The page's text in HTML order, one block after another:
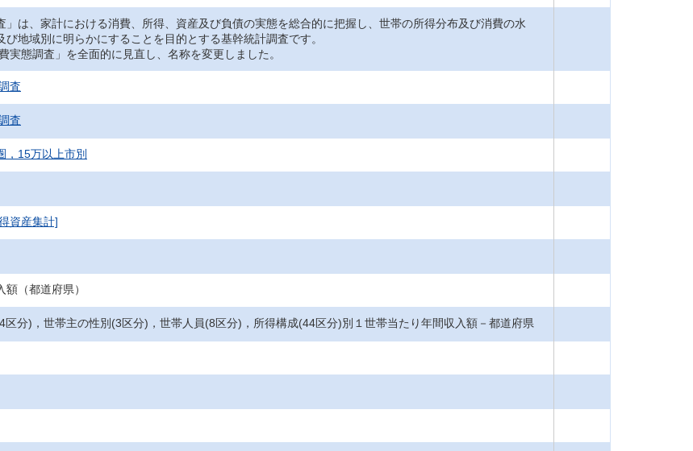
は、家計における消費、所得、資産及び負債の実態を総合的に把握し、世帯の所得分布及び消費の水
び地域別に明らかにすることを目的とする基幹統計調査です。
態調査」を全面的に見直し、名称を変更しました。
査
査
，15万以上市別
資産集計]
額（都道府県）
区分)，世帯主の性別(3区分)，世帯人員(8区分)，所得構成(44区分)別１世帯当たり年間収入額－都道府県